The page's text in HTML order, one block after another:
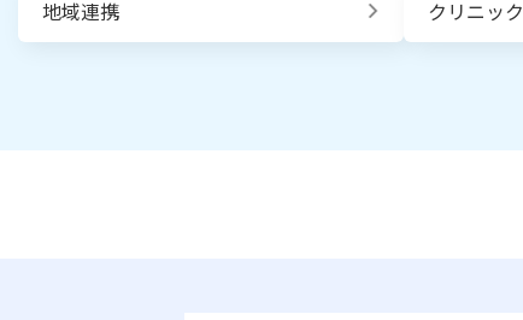
地域連携 クリニック